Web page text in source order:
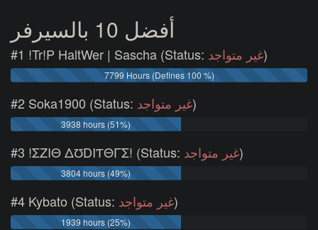
أفضل 10 بالسيرفر
#1 !Tr!P HaltWer | Sascha (Status: غير متواجد)
7799 Hours (Defines 100 %)
#2 Soka1900 (Status: غير متواجد)
3938 hours (51%)
#3 !ΣZIΘ ΔƱDIƬΘΓΣ! (Status: غير متواجد)
3804 hours (49%)
#4 Kybato (Status: غير متواجد)
1939 hours (25%)